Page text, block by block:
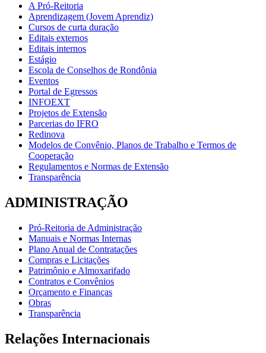
A Pró-Reitoria
Aprendizagem (Jovem Aprendiz)
Cursos de curta duração
Editais externos
Editais internos
Estágio
Escola de Conselhos de Rondônia
Eventos
Portal de Egressos
INFOEXT
Projetos de Extensão
Parcerias do IFRO
Redinova
Modelos de Convênio, Planos de Trabalho e Termos de
Cooperação
Regulamentos e Normas de Extensão
Transparência
ADMINISTRAÇÃO
Pró-Reitoria de Administração
Manuais e Normas Internas
Plano Anual de Contratações
Compras e Licitações
Patrimônio e Almoxarifado
Contratos e Convênios
Orçamento e Finanças
Obras
Transparência
Relações Internacionais